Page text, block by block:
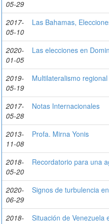
05-29
2017-
05-10
Las Bahamas,
2020-
01-05
Las elecciones en
2019-
05-19
Multilateralismo
2017-
05-28
Notas Internacionales
2013-
11-08
Profa. Mirna Yonis
2018-
05-20
Recordatorio para una
2020-
06-29
Signos de turbulencia
2018-
Situación de Venezuela